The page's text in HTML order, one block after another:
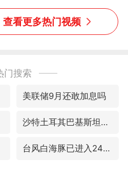
友：这哪是踢毽子，分明
是武侠片现场！#睡个好
看更多热门视频
门搜索
美联储9月还敢加息吗
沙特土耳其巴基斯坦签署共同防务协议
台风白海豚已进入24小时警戒线